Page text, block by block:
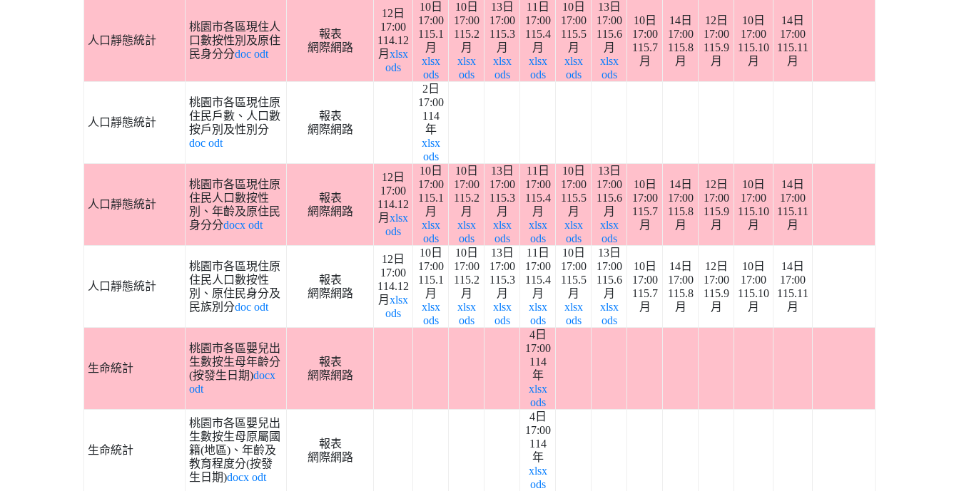
人口靜態統計
桃園市各區現住人
口數按性別及原住
民身分分doc odt
報表
網際網路
12日
17:00
114.12
月 xlsx
ods
10日
17:00
115.1
月
xlsx
ods
10日
17:00
115.2
月
xlsx
ods
13日
17:00
115.3
月
xlsx
ods
11日
17:00
115.4
月
xlsx
ods
10日
17:00
115.5
月
xlsx
ods
13日
17:00
115.6
月
xlsx
ods
10日
17:00
115.7
月
14日
17:00
115.8
月
12日
17:00
115.9
月
10日
17:00
115.10
月
14日
17:00
115.11
月
人口靜態統計
桃園市各區現住原
住民戶數、人口數
按戶別及性別分
doc odt
報表
網際網路
2日
17:00
114
年
xlsx
ods
人口靜態統計
桃園市各區現住原
住民人口數按性
別、年齡及原住民
身分分docx odt
報表
網際網路
12日
17:00
114.12
月 xlsx
ods
10日
17:00
115.1
月
xlsx
ods
10日
17:00
115.2
月
xlsx
ods
13日
17:00
115.3
月
xlsx
ods
11日
17:00
115.4
月
xlsx
ods
10日
17:00
115.5
月
xlsx
ods
13日
17:00
115.6
月
xlsx
ods
10日
17:00
115.7
月
14日
17:00
115.8
月
12日
17:00
115.9
月
10日
17:00
115.10
月
14日
17:00
115.11
月
人口靜態統計
桃園市各區現住原
住民人口數按性
別、原住民身分及
民族別分doc odt
報表
網際網路
12日
17:00
114.12
月 xlsx
ods
10日
17:00
115.1
月
xlsx
ods
10日
17:00
115.2
月
xlsx
ods
13日
17:00
115.3
月
xlsx
ods
11日
17:00
115.4
月
xlsx
ods
10日
17:00
115.5
月
xlsx
ods
13日
17:00
115.6
月
xlsx
ods
10日
17:00
115.7
月
14日
17:00
115.8
月
12日
17:00
115.9
月
10日
17:00
115.10
月
14日
17:00
115.11
月
生命統計
桃園市各區嬰兒出
生數按生母年齡分
(按發生日期)docx
odt
報表
網際網路
4日
17:00
114
年
xlsx
ods
生命統計
桃園市各區嬰兒出
生數按生母原屬國
籍(地區)、年齡及
教育程度分(按發
生日期)docx odt
報表
網際網路
4日
17:00
114
年
xlsx
ods